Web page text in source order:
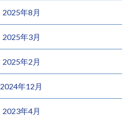
2025年8月
2025年3月
2025年2月
2024年12月
2023年4月